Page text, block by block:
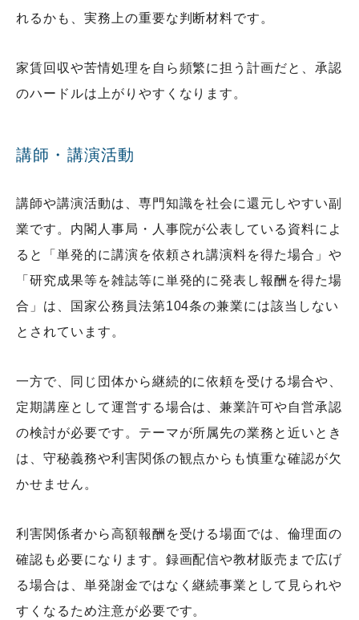
れるかも、実務上の重要な判断材料です。
家賃回収や苦情処理を自ら頻繁に担う計画だと、承認
のハードルは上がりやすくなります。
講師・講演活動
講師や講演活動は、専門知識を社会に還元しやすい副
業です。内閣人事局・人事院が公表している資料によ
ると「単発的に講演を依頼され講演料を得た場合」や
「研究成果等を雑誌等に単発的に発表し報酬を得た場
合」は、国家公務員法第104条の兼業には該当しない
とされています。
一方で、同じ団体から継続的に依頼を受ける場合や、
定期講座として運営する場合は、兼業許可や自営承認
の検討が必要です。テーマが所属先の業務と近いとき
は、守秘義務や利害関係の観点からも慎重な確認が欠
かせません。
利害関係者から高額報酬を受ける場面では、倫理面の
確認も必要になります。録画配信や教材販売まで広げ
る場合は、単発謝金ではなく継続事業として見られや
すくなるため注意が必要です。